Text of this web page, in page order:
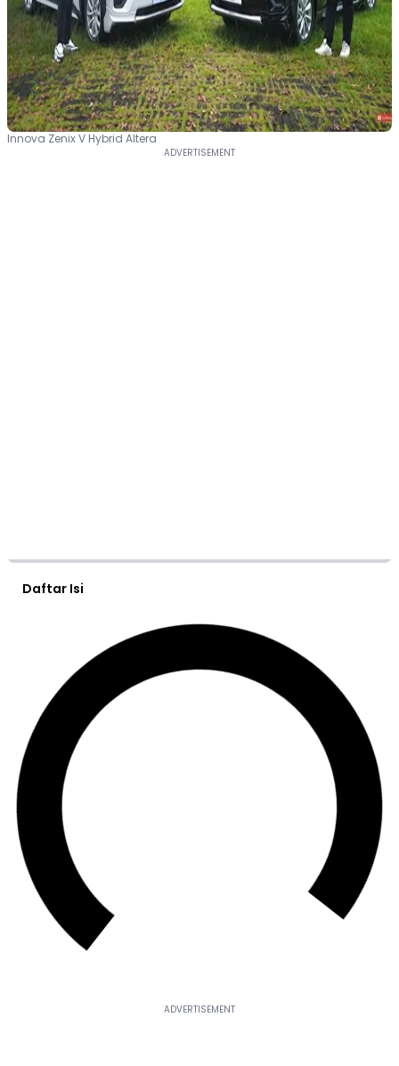
Innova Zenix V Hybrid Altera
Daftar Isi